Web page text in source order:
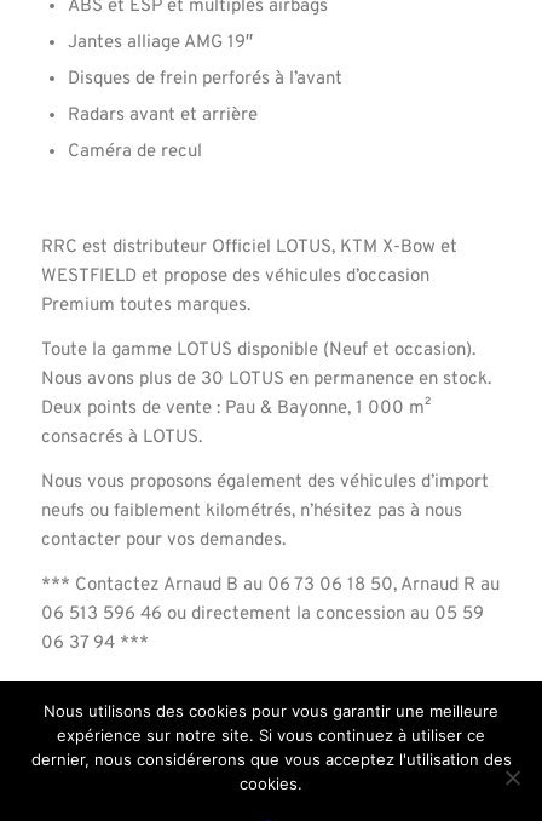
ABS et ESP et multiples airbags
Jantes alliage AMG 19″
Disques de frein perforés à l’avant
Radars avant et arrière
Caméra de recul
RRC est distributeur Officiel LOTUS, KTM X-Bow et
WESTFIELD et propose des véhicules d’occasion
Premium toutes marques.
Toute la gamme LOTUS disponible (Neuf et occasion).
Nous avons plus de 30 LOTUS en permanence en stock.
Deux points de vente : Pau & Bayonne, 1 000 m²
consacrés à LOTUS.
Nous vous proposons également des véhicules d’import
neufs ou faiblement kilométrés, n’hésitez pas à nous
contacter pour vos demandes.
*** Contactez Arnaud B au 06 73 06 18 50, Arnaud R au
06 513 596 46 ou directement la concession au 05 59
06 37 94 ***
-Mentions légales
Nous utilisons des cookies pour vous garantir une meilleure
expérience sur notre site. Si vous continuez à utiliser ce
dernier, nous considérerons que vous acceptez l'utilisation des
cookies.